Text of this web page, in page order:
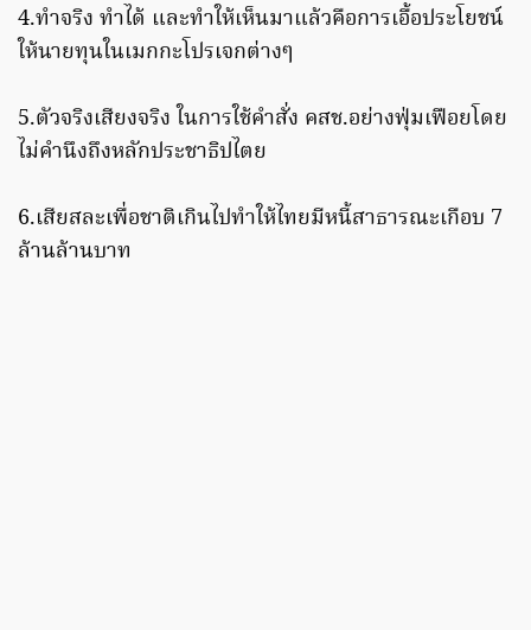
4.ทำจริง ทำได้ และทำให้เห็นมาแล้วคือการเอื้อประโยชน์
ให้นายทุนในเมกกะโปรเจกต่างๆ
5.ตัวจริงเสียงจริง ในการใช้คำสั่ง คสช.อย่างฟุ่มเฟือยโดย
ไม่คำนึงถึงหลักประชาธิปไตย
6.เสียสละเพื่อชาติเกินไปทำให้ไทยมีหนี้สาธารณะเกือบ 7
ล้านล้านบาท